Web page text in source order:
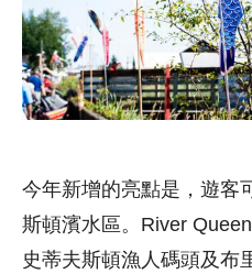
今年新增的亮點是，遊客
斯頓濱水區。River
史蒂夫斯頓漁人碼頭及布